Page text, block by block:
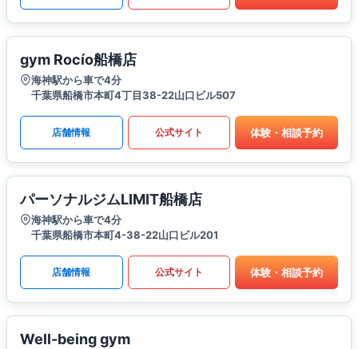
gym Rocío船橋店
海神駅から車で4分
千葉県船橋市本町4丁目38-22山口ビル507
店舗情報 公式サイト 体験・相談予約
パーソナルジムLIMIT船橋店
海神駅から車で4分
千葉県船橋市本町4-38-22山口ビル201
店舗情報 公式サイト 体験・相談予約
Well-being gym